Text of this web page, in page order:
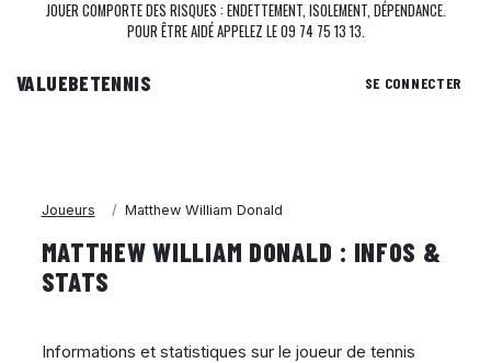
JOUER COMPORTE DES RISQUES : ENDETTEMENT, ISOLEMENT, DÉPENDANCE.
POUR ÊTRE AIDÉ APPELEZ LE 09 74 75 13 13.
VALUEBETENNIS SE CONNECTER
Joueurs Matthew William Donald
MATTHEW WILLIAM DONALD : INFOS &
STATS
Informations et statistiques sur le joueur de tennis